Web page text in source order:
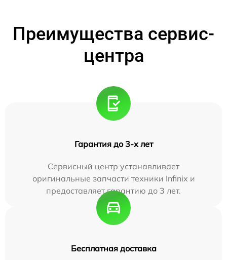
Преимущества сервис-
центра
Гарантия до 3-х лет
Сервисный центр устанавливает
оригинальные запчасти техники Infinix и
предоставляет гарантию до 3 лет.
Бесплатная доставка